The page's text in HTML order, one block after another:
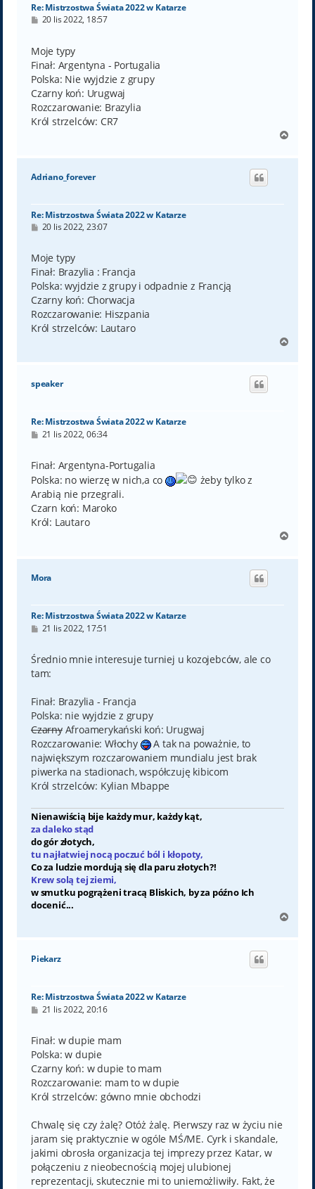
Re: Mistrzostwa Świata 2022 w Katarze
P
t
20 lis 2022, 18:57
Moje typy
Finał: Argentyna - Portugalia
Polska: Nie wyjdzie z grupy
Czarny koń: Urugwaj
Rozczarowanie: Brazylia
Król strzelców: CR7
g
Adriano_forever
Re: Mistrzostwa Świata 2022 w Katarze
P
t
20 lis 2022, 23:07
Moje typy
Finał: Brazylia : Francja
Polska: wyjdzie z grupy i odpadnie z Francją
Czarny koń: Chorwacja
Rozczarowanie: Hiszpania
Król strzelców: Lautaro
g
speaker
Re: Mistrzostwa Świata 2022 w Katarze
P
t
21 lis 2022, 06:34
Finał: Argentyna-Portugalia
Polska: no wierzę w nich,a co
żeby tylko z
Arabią nie przegrali.
Czarn koń: Maroko
Król: Lautaro
g
Mora
Re: Mistrzostwa Świata 2022 w Katarze
P
t
21 lis 2022, 17:51
Średnio mnie interesuje turniej u kozojebców, ale co
tam:
Finał: Brazylia - Francja
Polska: nie wyjdzie z grupy
CzarnyAfroamerykański koń: Urugwaj
Rozczarowanie: Włochy
A tak na poważnie, to
największym rozczarowaniem mundialu jest brak
piwerka na stadionach, współczuję kibicom
Król strzelców: Kylian Mbappe
Nienawiścią bije każdy mur, każdy kąt,
za daleko stąd
do gór złotych,
tu najłatwiej nocą poczuć ból i kłopoty,
Co za ludzie mordują się dla paru złotych?!
Krew solą tej ziemi,
w smutku pogrążeni tracą Bliskich, by za późno Ich
docenić...
g
Piekarz
Re: Mistrzostwa Świata 2022 w Katarze
P
t
21 lis 2022, 20:16
Finał: w dupie mam
Polska: w dupie
Czarny koń: w dupie to mam
Rozczarowanie: mam to w dupie
Król strzelców: gówno mnie obchodzi
Chwalę się czy żalę? Otóż żalę. Pierwszy raz w życiu nie
jaram się praktycznie w ogóle MŚ/ME. Cyrk i skandale,
jakimi obrosła organizacja tej imprezy przez Katar, w
połączeniu z nieobecnością mojej ulubionej
reprezentacji, skutecznie mi to uniemożliwiły. Fakt, że